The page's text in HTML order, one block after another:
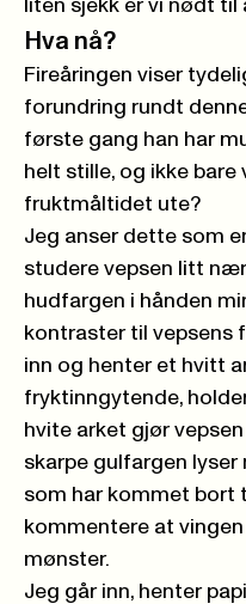
liten sjekk er vi nødt
Hva nå?
Fireåringen viser
forundring rundt
første gang han har
helt stille, og ikke
fruktmåltidet ute?
Jeg anser dette som
studere vepsen litt
hudfargen i hånden
kontraster til vepsens
inn og henter et hvitt
fryktinngytende,
hvite arket gjør
skarpe gulfargen
som har kommet bort
kommentere at
mønster.
Jeg går inn, henter